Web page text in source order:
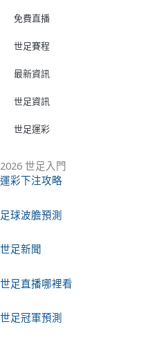
免費直播
世足賽程
最新資訊
世足資訊
世足運彩
2026 世足入門
運彩下注攻略
足球波膽預測
世足新聞
世足直播哪裡看
世足冠軍預測